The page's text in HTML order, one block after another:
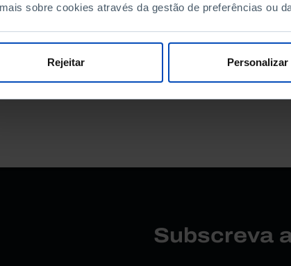
sobre cookies através da gestão de preferências ou
Rejeitar Personalizar
DATA DE FIM
Subscreva